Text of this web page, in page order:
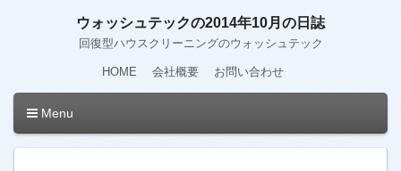
ウォッシュテックの2014年10月の日誌
回復型ハウスクリーニングのウォッシュテック
HOME 会社概要 お問い合わせ
Menu